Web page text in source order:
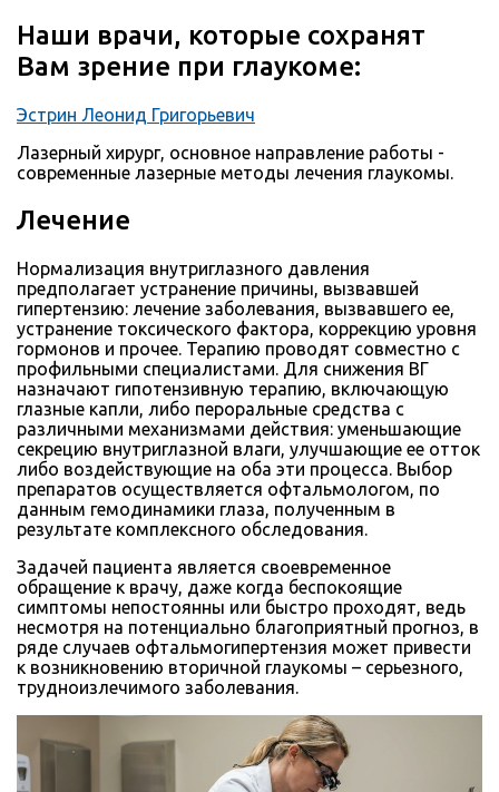
Наши врачи, которые сохранят
Вам зрение при глаукоме:
Эстрин Леонид Григорьевич
Лазерный хирург, основное направление работы -
современные лазерные методы лечения глаукомы.
Лечение
Нормализация внутриглазного давления
предполагает устранение причины, вызвавшей
гипертензию: лечение заболевания, вызвавшего ее,
устранение токсического фактора, коррекцию уровня
гормонов и прочее. Терапию проводят совместно с
профильными специалистами. Для снижения ВГ
назначают гипотензивную терапию, включающую
глазные капли, либо пероральные средства с
различными механизмами действия: уменьшающие
секрецию внутриглазной влаги, улучшающие ее отток
либо воздействующие на оба эти процесса. Выбор
препаратов осуществляется офтальмологом, по
данным гемодинамики глаза, полученным в
результате комплексного обследования.
Задачей пациента является своевременное
обращение к врачу, даже когда беспокоящие
симптомы непостоянны или быстро проходят, ведь
несмотря на потенциально благоприятный прогноз, в
ряде случаев офтальмогипертензия может привести
к возникновению вторичной глаукомы – серьезного,
трудноизлечимого заболевания.